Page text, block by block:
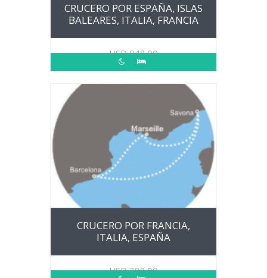
CRUCERO POR ESPAÑA, ISLAS
BALEARES, ITALIA, FRANCIA
USD948.00
CRUCERO POR FRANCIA,
ITALIA, ESPAÑA
USD388.00